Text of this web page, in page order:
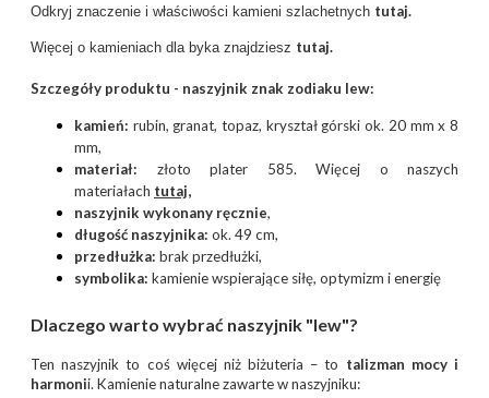
Odkryj znaczenie i właściwości kamieni szlachetnych tutaj.
Więcej o kamieniach dla byka znajdziesz tutaj.
Szczegóły produktu - naszyjnik znak zodiaku lew:
kamień: rubin, granat, topaz, kryształ górski ok. 20 mm x 8
mm,
materiał: złoto plater 585. Więcej o naszych
materiałach tutaj,
naszyjnik wykonany ręcznie,
długość naszyjnika: ok. 49 cm,
przedłużka: brak przedłużki,
symbolika: kamienie wspierające siłę, optymizm i energię
Dlaczego warto wybrać naszyjnik "lew"?
Ten naszyjnik to coś więcej niż biżuteria – to talizman mocy i
harmonii. Kamienie naturalne zawarte w naszyjniku: